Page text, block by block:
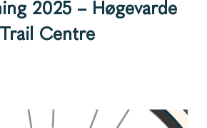
2025 – Høgevarde
Trail Centre